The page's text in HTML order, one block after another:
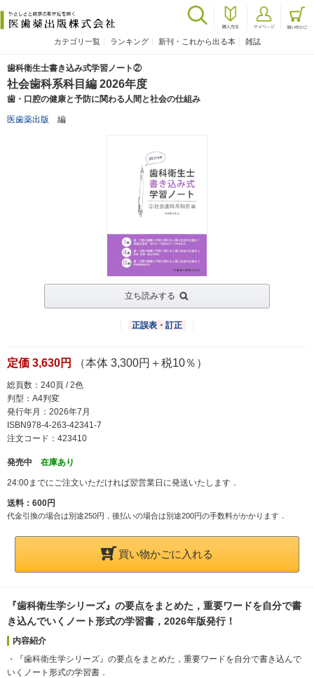
カテゴリ一覧 ランキング 新刊・これから出る本 雑誌
歯科衛生士書き込み式学習ノート②
社会歯科系科目編 2026年度
歯・口腔の健康と予防に関わる人間と社会の仕組み
医歯薬出版 編
立ち読みする
正誤表・訂正
定価 3,630円 （本体 3,300円＋税10％）
総頁数：240頁 / 2色
判型：A4判変
発行年月：2026年7月
ISBN978-4-263-42341-7
注文コード：423410
発売中 在庫あり
24:00までにご注文いただければ翌営業日に発送いたします．
送料：600円
代金引換の場合は別途250円，後払いの場合は別途200円の手数料がかかります．
買い物かごに入れる
『歯科衛生学シリーズ』の要点をまとめた，重要ワードを自分で書
き込んでいくノート形式の学習書，2026年版発行！
内容紹介
・『歯科衛生学シリーズ』の要点をまとめた，重要ワードを自分で書き込んで
いくノート形式の学習書．